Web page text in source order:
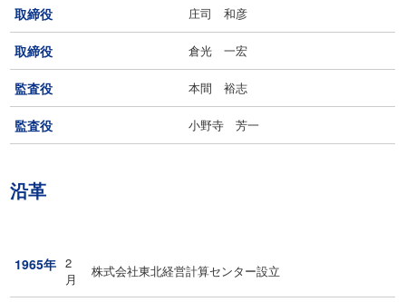
取締役 庄司 和彦
取締役 倉光 一宏
監査役 本間 裕志
監査役 小野寺 芳一
沿革
1965年 2
月
株式会社東北経営計算センター設立